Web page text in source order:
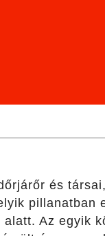
és
pillanatban
Az egyik